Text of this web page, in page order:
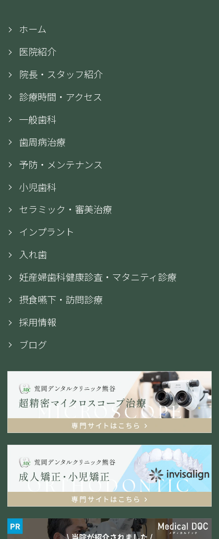
ホーム
医院紹介
院長・スタッフ紹介
診療時間・アクセス
一般歯科
歯周病治療
予防・メンテナンス
小児歯科
セラミック・審美治療
インプラント
入れ歯
妊産婦歯科健康診査・マタニティ診療
摂食嚥下・訪問診療
採用情報
ブログ